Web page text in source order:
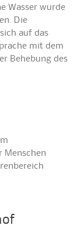
Wasser wurde
Die
auf das
mit dem
Behebung des
Menschen